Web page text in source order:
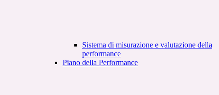
Sistema di misurazione e valutazione della
performance
Piano della Performance